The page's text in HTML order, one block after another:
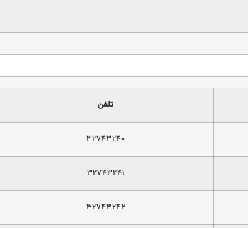
تلفن
۳۲۷۴۳۲۴۰
۳۲۷۴۳۲۴۱
۳۲۷۴۳۲۴۲